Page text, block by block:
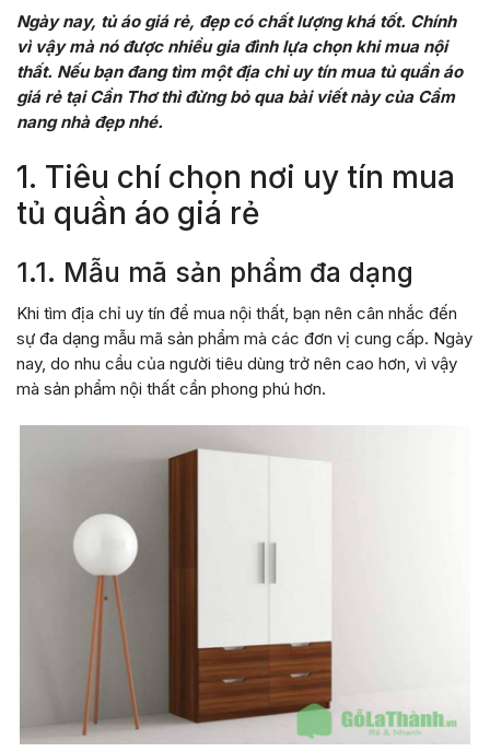
Ngày nay, tủ áo giá rẻ, đẹp có chất lượng khá tốt. Chính
vì vậy mà nó được nhiều gia đình lựa chọn khi mua nội
thất. Nếu bạn đang tìm một địa chỉ uy tín mua tủ quần áo
giá rẻ tại Cần Thơ thì đừng bỏ qua bài viết này của Cẩm
nang nhà đẹp nhé.
1. Tiêu chí chọn nơi uy tín mua
tủ quần áo giá rẻ
1.1. Mẫu mã sản phẩm đa dạng
Khi tìm địa chỉ uy tín để mua nội thất, bạn nên cân nhắc đến
sự đa dạng mẫu mã sản phẩm mà các đơn vị cung cấp. Ngày
nay, do nhu cầu của người tiêu dùng trở nên cao hơn, vì vậy
mà sản phẩm nội thất cần phong phú hơn.